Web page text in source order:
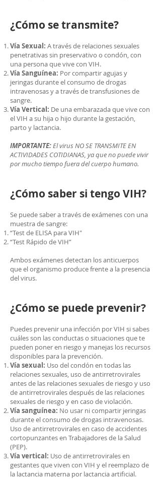
¿Cómo se transmite?
Vía Sexual: A través de relaciones sexuales
penetrativas sin preservativo o condón, con
una persona que vive con VIH.
Vía Sanguínea: Por compartir agujas y
jeringas durante el consumo de drogas
intravenosas y a través de transfusiones de
sangre.
Vía Vertical: De una embarazada que vive con
el VIH a su hija o hijo durante la gestación,
parto y lactancia.
IMPORTANTE:El virus NO SE TRANSMITE EN
ACTIVIDADES COTIDIANAS, ya que no puede vivir
por mucho tiempo fuera del cuerpo humano.
¿Cómo saber si tengo VIH?
Se puede saber a través de exámenes con una
muestra de sangre:
“Test de ELISA para VIH"
“Test Rápido de VIH”
Ambos exámenes detectan los anticuerpos
que el organismo produce frente a la presencia
del virus.
¿Cómo se puede prevenir?
Puedes prevenir una infección por VIH si sabes
cuáles son las conductas o situaciones que te
pueden poner en riesgo y manejas los recursos
disponibles para la prevención.
Vía sexual: Uso del condón en todas las
relaciones sexuales, uso de antirretrovirales
antes de las relaciones sexuales de riesgo y uso
de antirretrovirales después de las relaciones
sexuales de riesgo y en caso de violación.
Vía sanguínea: No usar ni compartir jeringas
durante el consumo de drogas intravenosas.
Uso de antirretrovirales en caso de accidentes
cortopunzantes en Trabajadores de la Salud
(PEP).
Vía vertical: Uso de antirretrovirales en
gestantes que viven con VIH y el reemplazo de
la lactancia materna por lactancia artificial.